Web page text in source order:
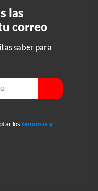
las
correo
saber para
los términos y